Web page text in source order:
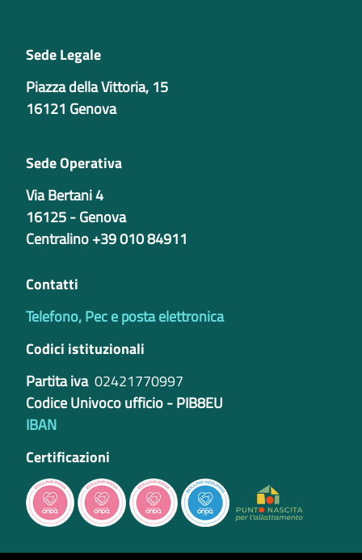
Sede Legale
Piazza della Vittoria, 15
16121 Genova
Sede Operativa
Via Bertani 4
16125 - Genova
Centralino +39 010 84911
Contatti
Telefono, Pec e posta elettronica
Codici istituzionali
Partita iva 02421770997
Codice Univoco ufficio - PIB8EU
IBAN
Certificazioni